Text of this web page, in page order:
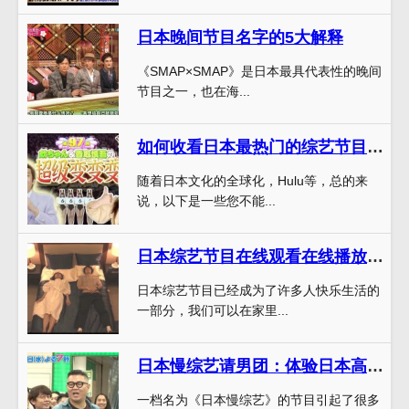
日本晚间节目名字的5大解释
《SMAP×SMAP》是日本最具代表性的晚间
节目之一，也在海...
如何收看日本最热门的综艺节目？为你推荐最好看的节目
随着日本文化的全球化，Hulu等，总的来
说，以下是一些您不能...
日本综艺节目在线观看在线播放超清画质大盘点
日本综艺节目已经成为了许多人快乐生活的
一部分，我们可以在家里...
日本慢综艺请男团：体验日本高尚艺术，男团秀出演技
一档名为《日本慢综艺》的节目引起了很多